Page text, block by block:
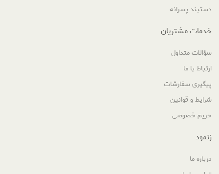
دستبند پسرانه
خدمات مشتریان
سؤالات متداول
ارتباط با ما
پیگیری سفارشات
شرایط و قوانین
حریم خصوصی
زنمود
درباره ما